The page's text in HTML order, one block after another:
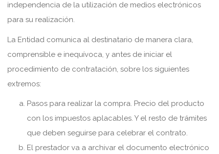
independencia de la utilización de medios electrónicos
para su realización.
La Entidad comunica al destinatario de manera clara,
comprensible e inequívoca, y antes de iniciar el
procedimiento de contratación, sobre los siguientes
extremos:
Pasos para realizar la compra. Precio del producto
con los impuestos aplacables. Y el resto de trámites
que deben seguirse para celebrar el contrato.
El prestador va a archivar el documento electrónico